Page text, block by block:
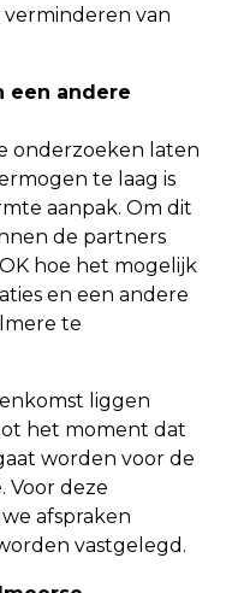
van
een andere
onderzoeken laten
te laag is
aanpak. Om dit
de partners
hoe het mogelijk
en een andere
te
liggen
het moment dat
worden voor de
Voor deze
afspraken
vastgelegd.